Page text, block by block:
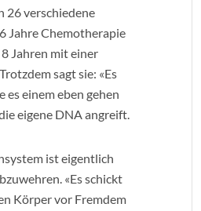
verschiedene
Jahre Chemotherapie
Jahren mit einer
sagt sie: «Es
es einem eben gehen
eigene DNA angreift.
ist eigentlich
«Es schickt
Körper vor Fremdem